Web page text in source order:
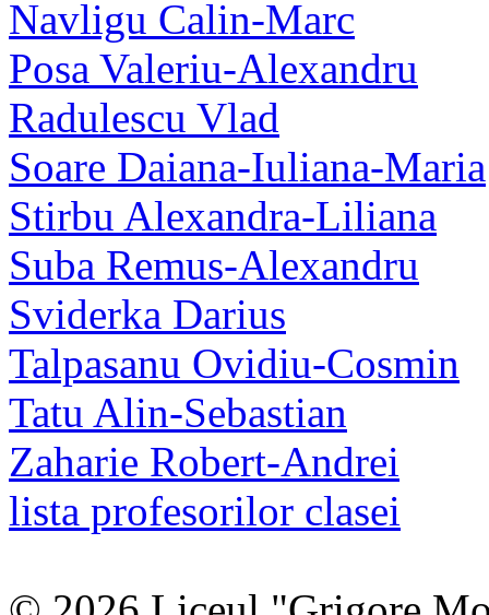
Navligu Calin-Marc
Posa Valeriu-Alexandru
Radulescu Vlad
Soare Daiana-Iuliana-Maria
Stirbu Alexandra-Liliana
Suba Remus-Alexandru
Sviderka Darius
Talpasanu Ovidiu-Cosmin
Tatu Alin-Sebastian
Zaharie Robert-Andrei
lista profesorilor clasei